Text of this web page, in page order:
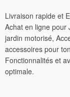
Livraison rapide et
Achat en ligne pour
jardin motorisé,
accessoires pour
Fonctionnalités et
optimale.